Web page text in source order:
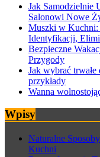
Jak Samodzielnie
Salonowi Nowe
Muszki w
Identyfikacji,
Bezpieczne
Przygody
Jak wybrać
przykłady
Wanna
Wpisy
Naturalne
Kuchni